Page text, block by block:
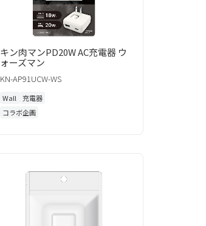
キン肉マンPD20W AC充電器 ウ
ォーズマン
KN-AP91UCW-WS
Wall
充電器
コラボ企画